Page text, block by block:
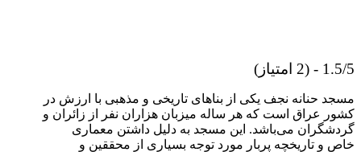
1.5/5 - (2 امتیاز)
مسجد حنانه نجف یکی از بناهای تاریخی و مذهبی با ارزش در
کشور عراق است که هر ساله میزبان هزاران نفر از زائران و
گردشگران می‌باشد. این مسجد به دلیل داشتن معماری
خاص و تاریخچه پربار مورد توجه بسیاری از محققین و